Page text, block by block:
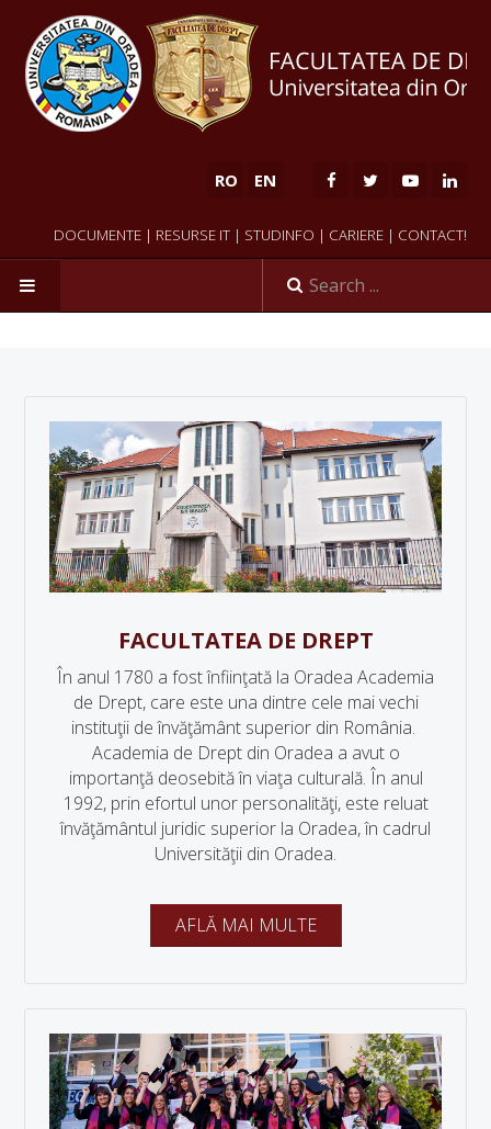
RO EN
DOCUMENTE | RESURSE IT | STUDINFO | CARIERE | CONTACT!
FACULTATEA DE DREPT
În anul 1780 a fost înfiinţată la Oradea Academia
de Drept, care este una dintre cele mai vechi
instituţii de învăţământ superior din România.
Academia de Drept din Oradea a avut o
importanţă deosebită în viaţa culturală. În anul
1992, prin efortul unor personalităţi, este reluat
învăţământul juridic superior la Oradea, în cadrul
Universităţii din Oradea.
AFLĂ MAI MULTE